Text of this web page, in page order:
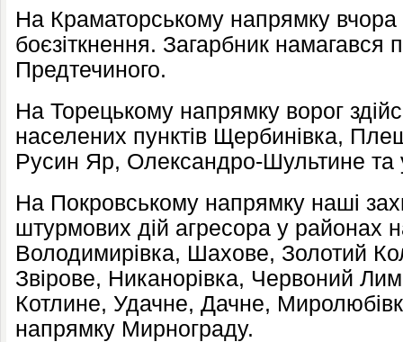
На Краматорському напрямку вчора
боєзіткнення. Загарбник намагався
Предтечиного.
На Торецькому напрямку ворог
населених пунктів Щербинівка,
Русин Яр, Олександро-Шультине та
На Покровському напрямку наші
штурмових дій агресора у районах
Володимирівка, Шахове, Золотий
Звірове, Никанорівка, Червоний
Котлине, Удачне, Дачне,
напрямку Мирнограду.